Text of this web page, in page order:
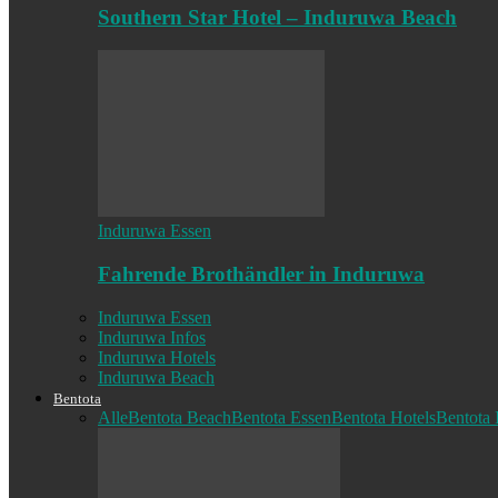
Southern Star Hotel – Induruwa Beach
Induruwa Essen
Fahrende Brothändler in Induruwa
Induruwa Essen
Induruwa Infos
Induruwa Hotels
Induruwa Beach
Bentota
AlleBentota BeachBentota EssenBentota HotelsBentota